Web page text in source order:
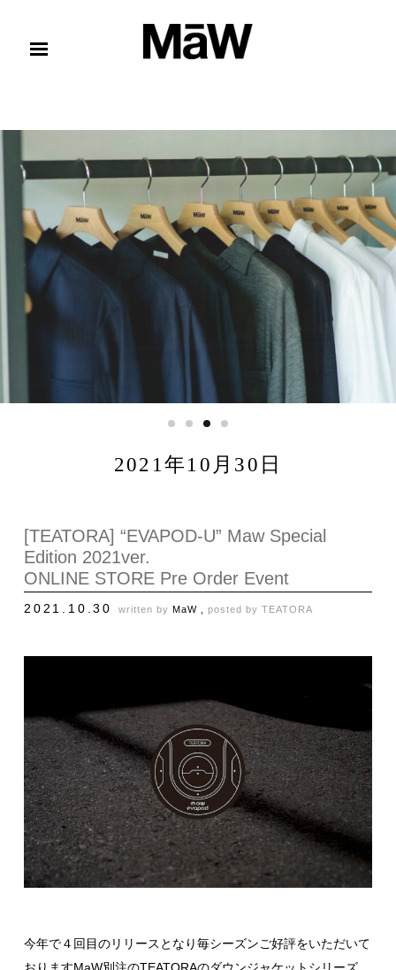
2021年10月30日
[TEATORA] “EVAPOD-U” Maw Special
Edition 2021ver.
ONLINE STORE Pre Order Event
2021.10.30 written by MaW , posted by TEATORA
今年で４回目のリリースとなり毎シーズンご好評をいただいて